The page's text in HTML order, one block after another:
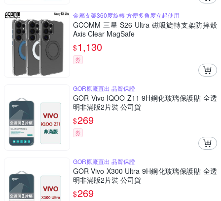
金屬支架360度旋轉 方便多角度立起使用
GCOMM 三星 S26 Ultra 磁吸旋轉支架防摔殼
Axis Clear MagSafe
$1,130
券
GOR原廠直出 品質保證
GOR Vivo IQOO Z11 9H鋼化玻璃保護貼 全透
明非滿版2片裝 公司貨
$269
券
GOR原廠直出 品質保證
GOR Vivo X300 Ultra 9H鋼化玻璃保護貼 全透
明非滿版2片裝 公司貨
$269